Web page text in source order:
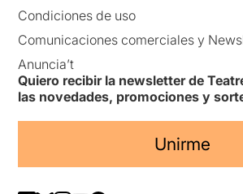
Condiciones de uso
Comunicaciones comerciales y
Anuncia’t
Quiero recibir la newsletter de
las novedades, promociones y
Unirme